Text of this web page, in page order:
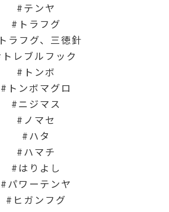
テンヤ
トラフグ
トラフグ、三徳針
トレブルフック
トンボ
トンボマグロ
ニジマス
ノマセ
ハタ
ハマチ
はりよし
パワーテンヤ
ヒガンフグ